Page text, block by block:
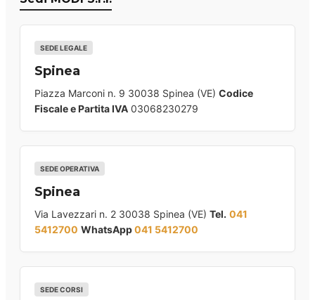
SEDE LEGALE
Spinea
Piazza Marconi n. 9 30038 Spinea (VE) Codice
Fiscale e Partita IVA 03068230279
SEDE OPERATIVA
Spinea
Via Lavezzari n. 2 30038 Spinea (VE) Tel. 041
5412700 WhatsApp041 5412700
SEDE CORSI